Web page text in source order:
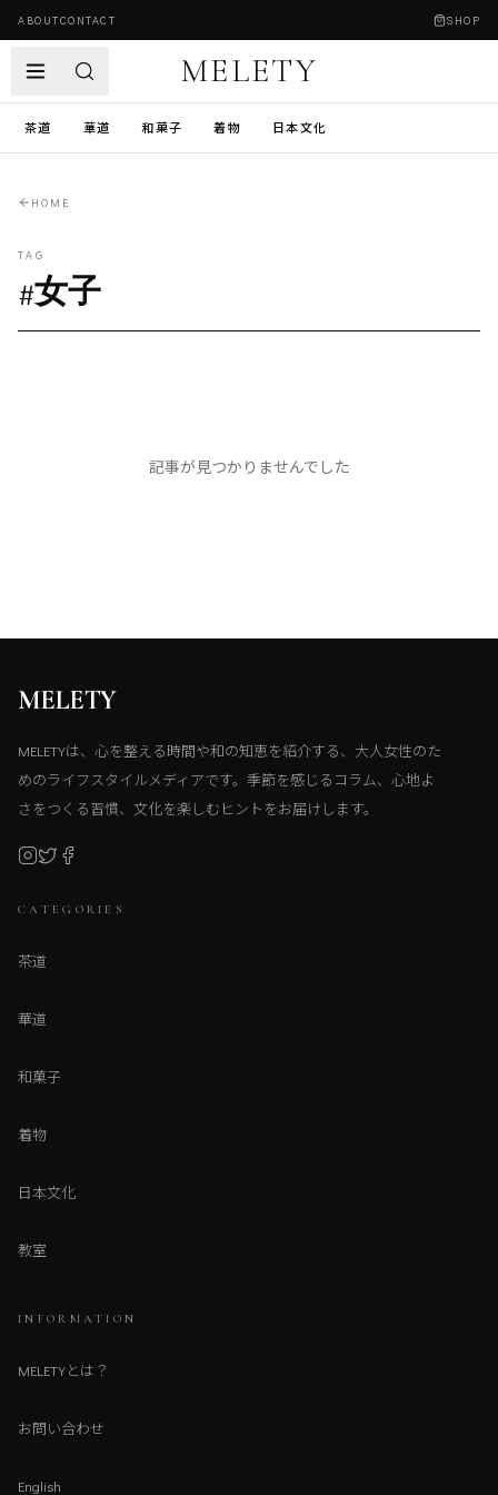
ABOUTCONTACT SHOP
MELETY
茶道 華道 和菓子 着物 日本文化
HOME
TAG
#女子
記事が見つかりませんでした
MELETY
MELETYは、心を整える時間や和の知恵を紹介する、大人女性のた
めのライフスタイルメディアです。季節を感じるコラム、心地よ
さをつくる習慣、文化を楽しむヒントをお届けします。
CATEGORIES
茶道
華道
和菓子
着物
日本文化
教室
INFORMATION
MELETYとは？
お問い合わせ
English